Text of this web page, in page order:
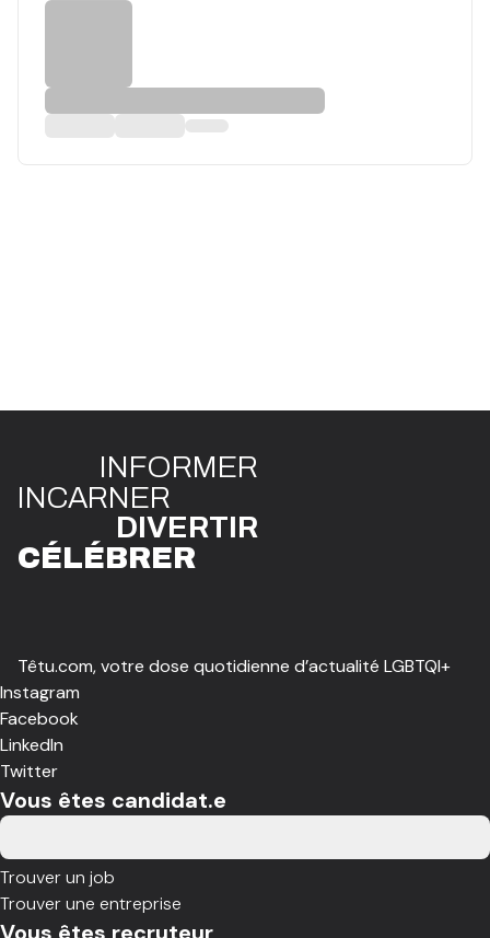
INFORMER
INCARNER
DIVERTIR
CÉLÉBRER
Têtu.com, votre dose quotidienne d’actualité LGBTQI+
Instagram
Facebook
LinkedIn
Twitter
Vous êtes candidat.e
Trouver un job
Trouver une entreprise